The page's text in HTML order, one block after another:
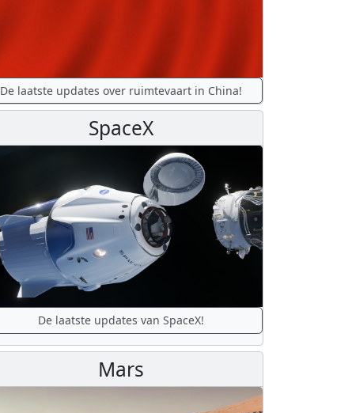
De laatste updates over ruimtevaart in China!
SpaceX
De laatste updates van SpaceX!
Mars